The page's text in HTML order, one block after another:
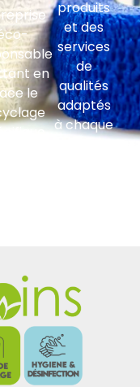
en
le
produits
et des
services
de
qualités
adaptés
à chaque